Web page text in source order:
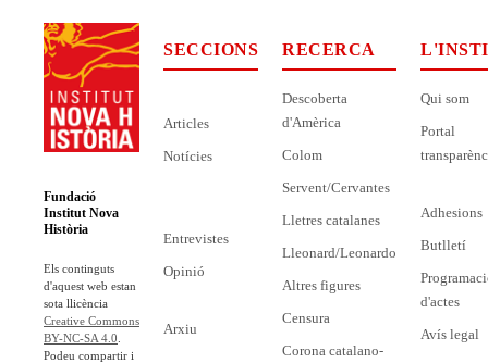
Fundació
Institut Nova
Història
Els continguts
d'aquest web estan
sota llicència
Creative Commons
BY-NC-SA 4.0
Podeu compartir i
SECCIONS
Articles
Notícies
Entrevistes
Opinió
Arxiu
RECERCA
Descoberta
d'Amèrica
Colom
Servent/Cervantes
Lletres catalanes
Lleonard/Leonardo
Altres figures
Censura
Corona catalano-
Qui som
Portal
Adhesions
Butlletí
d'actes
Avís legal